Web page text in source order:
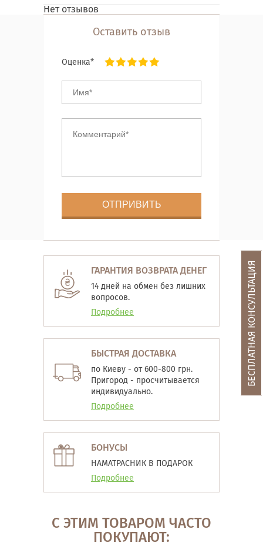
Нет отзывов
Оставить отзыв
Оценка*
ГАРАНТИЯ ВОЗВРАТА ДЕНЕГ
14 дней на обмен без лишних
вопросов.
Подробнее
БЫСТРАЯ ДОСТАВКА
по Киеву - от 600-800 грн.
Пригород - просчитывается
индивидуально.
Подробнее
БОНУСЫ
НАМАТРАСНИК В ПОДАРОК
Подробнее
С ЭТИМ ТОВАРОМ ЧАСТО
ПОКУПАЮТ:
БЕСПЛАТНАЯ КОНСУЛЬТАЦИЯ